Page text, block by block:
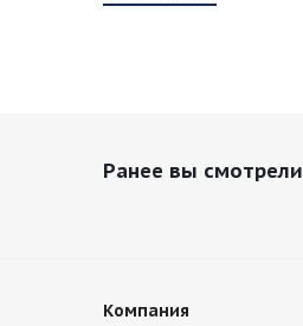
Ранее вы смотрели
Компания